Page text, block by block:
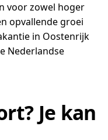
voor zowel hoger
opvallende groei
in Oostenrijk
Nederlandse
Je kan